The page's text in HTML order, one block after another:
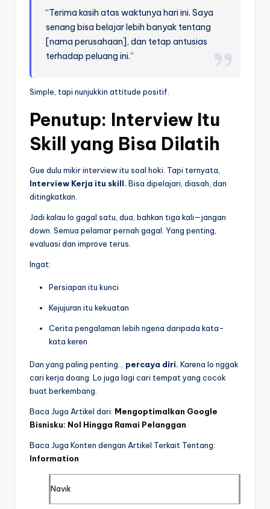
“Terima kasih atas waktunya hari ini. Saya
senang bisa belajar lebih banyak tentang
[nama perusahaan], dan tetap antusias
terhadap peluang ini.”
Simple, tapi nunjukkin attitude positif.
Penutup: Interview Itu
Skill yang Bisa Dilatih
Gue dulu mikir interview itu soal hoki. Tapi ternyata,
Interview Kerja itu skill. Bisa dipelajari, diasah, dan
ditingkatkan.
Jadi kalau lo gagal satu, dua, bahkan tiga kali—jangan
down. Semua pelamar pernah gagal. Yang penting,
evaluasi dan improve terus.
Ingat:
Persiapan itu kunci
Kejujuran itu kekuatan
Cerita pengalaman lebih ngena daripada kata-
kata keren
Dan yang paling penting… percaya diri. Karena lo nggak
cari kerja doang. Lo juga lagi cari tempat yang cocok
buat berkembang.
Baca Juga Artikel dari: Mengoptimalkan Google
Bisnisku: Nol Hingga Ramai Pelanggan
Baca Juga Konten dengan Artikel Terkait Tentang:
Information
Navik